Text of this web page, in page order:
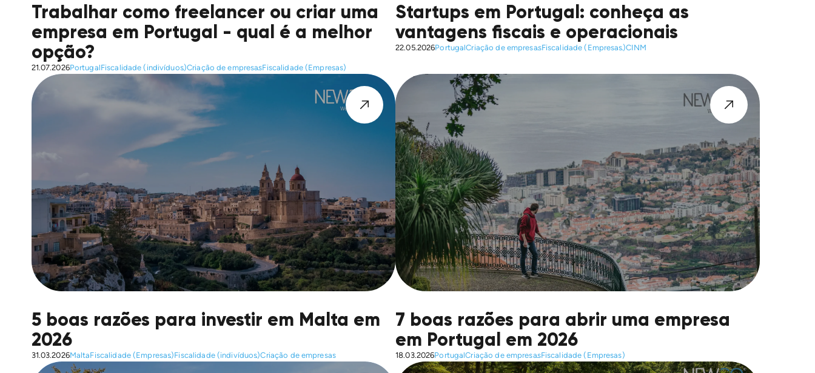
Trabalhar como freelancer ou criar uma
empresa em Portugal - qual é a melhor
opção?
21.07.2026PortugalFiscalidade (indivíduos)Criação de empresasFiscalidade (Empresas)
Startups em Portugal: conheça as
vantagens fiscais e operacionais
22.05.2026PortugalCriação de empresasFiscalidade (Empresas)CINM
5 boas razões para investir em Malta em
2026
31.03.2026MaltaFiscalidade (Empresas)Fiscalidade (indivíduos)Criação de empresas
7 boas razões para abrir uma empresa
em Portugal em 2026
18.03.2026PortugalCriação de empresasFiscalidade (Empresas)